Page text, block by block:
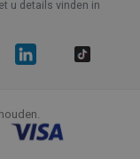
u details vinden in